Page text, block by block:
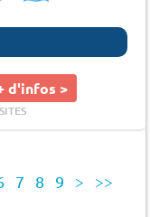
d'infos >
7 8 9 > >>